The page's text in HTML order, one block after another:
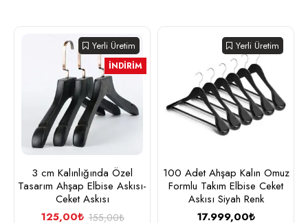
Yerli Üretim
İNDIRIM
3 cm Kalınlığında Özel
Tasarım Ahşap Elbise Askısı-
Ceket Askısı
125,00₺ 155,00₺
Yerli Üretim
100 Adet Ahşap Kalın Omuz
Formlu Takım Elbise Ceket
Askısı Siyah Renk
17.999,00₺